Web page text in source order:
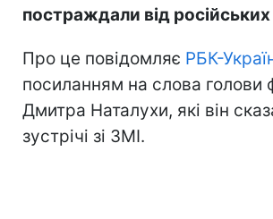
постраждали від російських
Про це повідомляє РБК-
посиланням на слова голови
Дмитра Наталухи, які він
зустрічі зі ЗМІ.